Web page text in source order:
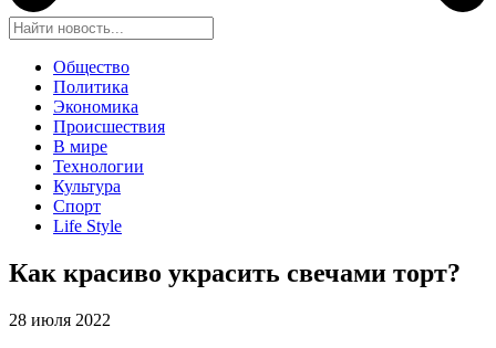
Общество
Политика
Экономика
Происшествия
В мире
Технологии
Культура
Спорт
Life Style
Как красиво украсить свечами торт?
28 июля 2022